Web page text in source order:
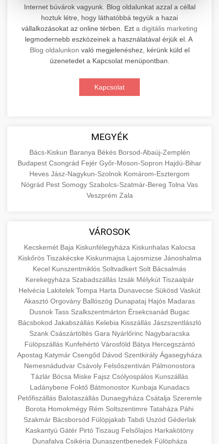
Professzionális elektromos roller javítási és
karbantartási szolgáltatások. Szakértő
technikusaink minőségi szervízt nyújtanak
minden jelentős márkához és modellhez.
Szervizközpont Látogatása
📊 2. Online Marketing
Ügynökség
+
beleértve a SEO-t, közösségi média kezelést és
digitális hirdetéseket. Növekedés elérése
aimarketingugynokseg.hu
digitális ügynökségi szolgáltatások
🛴 3. Legjobb Elektromos Roller
legjobb modelleket, funkciókat és árakat
megalapozott vásárlási döntéshez.
Legjobb Modellek Megtekintése
🔗 4. Prémium Linképítés
Magas minőségű backlink beszerzési
szolgáltatások webhelye autoritásának és
keresőmotoros rangsorolásának növeléséhez.
Csak fehér kalapú technikák.
minőségi backlink szolgáltatás
📦 5. Termékek és
Szolgáltatások
+
közgazdaságtanban és az üzleti életben.
kategóriákat.
en.wikipedia.org gazdasági koncepciók
Információk az EU finanszírozási
lehetőségeiről, pályázatokról és pénzügyi
támogatási programokról. Maradjon tájékozott
a vállalkozások és projektek számára elérhető
forrásokról.
kozter.com - EU-s pénzek
EU pályázati programok
🚀 7. SEO Ügynökség +
Szakértő keresőmotor-optimalizálási
szolgáltatások webhelye láthatóságának és
organikus forgalmának javításához. Technikai
SEO, tartalom optimalizálás és még sok más.
onlinemarketing101.biz
keresési optimalizálási szakértők
💎 8. Mellplasztika +
Professzionális mellnagyobbítási szolgáltatások
tapasztalt sebészekkel. Tudjon meg többet az
eljárásokról, a gyógyulásról és a konzultációs
lehetőségekről az esztétikai fejlesztéshez.
szeptest.com kozmetikai mellsebészet
✨ 9. Hasplasztika +
Szakértő hasplasztikai eljárások laposabb,
feszesebb has eléréséhez. Konzultáció
minősített plasztikai sebészekkel és átfogó
utókezeléssel.
szeptest.com has kontúrozó műtét
👁️ 10. Szemhéjplasztika +
Professzionális blefaroplasztikai eljárások
megjelenése frissítéséhez. Felső és alsó
szemhéjműtét tapasztalt kozmetikai
sebészekkel.
📈 11. Paciensek Számának
150%-os Növelése
+
Internet búvárok vagyunk. Blog oldalunkat azzal a céllal
hoztuk létre, hogy láthatóbbá tegyük a hazai
vállalkozásokat az online térben. Ezt a digitális marketing
legmodernebb eszközeinek a használatával érjük el. A
Blog oldalunkon való megjelenéshez, kérünk küld el
üzenetedet a Kapcsolat menüpontban.
Kapcsolat
MEGYÉK
Bács-Kiskun Baranya Békés Borsod-Abaúj-Zemplén
Budapest Csongrád Fejér Győr-Moson-Sopron Hajdú-Bihar
Heves Jász-Nagykun-Szolnok Komárom-Esztergom
Nógrád Pest Somogy Szabolcs-Szatmár-Bereg Tolna Vas
Veszprém Zala
VÁROSOK
Kecskemét Baja Kiskunfélegyháza Kiskunhalas Kalocsa
Kiskőrös Tiszakécske Kiskunmajsa Lajosmizse Jánoshalma
Kecel Kunszentmiklós Soltvadkert Solt Bácsalmás
Kerekegyháza Szabadszállás Izsák Mélykút Tiszaalpár
Helvécia Lakitelek Tompa Harta Dunavecse Sükösd Vaskút
Akasztó Orgovány Ballószög Dunapataj Hajós Madaras
Dusnok Tass Szalkszentmárton Érsekcsanád Bugac
Bácsbokod Jakabszállás Kelebia Kisszállás Jászszentlászló
Szank Császártöltés Gara Nyárlőrinc Nagybaracska
Fülöpszállás Kunfehértó Városföld Bátya Hercegszántó
Apostag Katymár Csengőd Dávod Szentkirály Ágasegyháza
Nemesnádudvar Csávoly Felsőszentiván Pálmonostora
Tázlár Bócsa Miske Fajsz Csólyospálos Kunszállás
Ladánybene Foktő Bátmonostor Kunbaja Kunadacs
Petőfiszállás Balotaszállás Dunaegyháza Csátalja Szeremle
Borota Homokmégy Rém Soltszentimre Tataháza Páhi
Szakmár Bácsborsód Fülöpjakab Tabdi Uszód Géderlak
Kaskantyú Gátér Pirtó Tiszaug Felsőlajos Harkakötöny
Dunafalva Csikéria Dunaszentbenedek Fülöpháza